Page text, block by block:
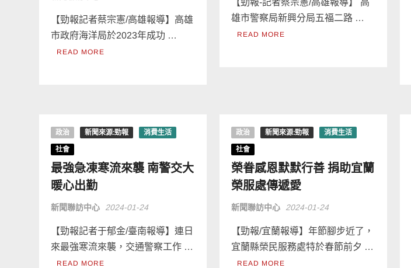
【勁報記者蔡宗憲/高雄報導】高雄
市政府海洋局於2023年成功 …
READ MORE
雄市警察局新興分局五福二路 …
READ MORE
政治 新聞來源:勁報 消費生活
社會
最強急凍寒流來襲 南警交大
暖心出勤
新聞聯訪中心 2024-01-24
【勁報記者于郁金/臺南報導】連日
來最強寒流來襲，交通警察工作 …
READ MORE
政治 新聞來源:勁報 消費生活
社會
榮眷感恩默默行善 捐助宜蘭
榮服處傳遞愛
新聞聯訪中心 2024-01-24
【勁報/宜蘭報導】年節腳步近了，
宜蘭縣榮民服務處特於春節前夕 …
READ MORE